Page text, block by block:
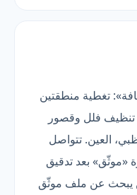
تغطية منطقتين
فيها تنظيف فلل وقصور
العين. تتواصل
«موثّق» بعد تدقيق
يبحث عن ملف موثّق